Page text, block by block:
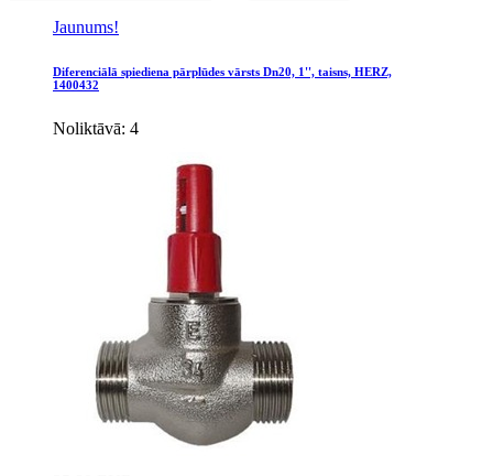
Jaunums!
Diferenciālā spiediena pārplūdes vārsts Dn20, 1'', taisns, HERZ,
1400432
Noliktāvā: 4